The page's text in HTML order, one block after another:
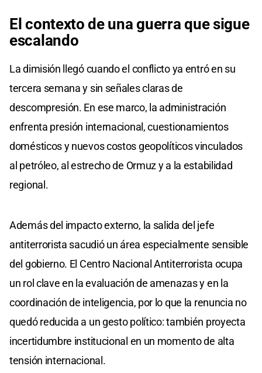
El contexto de una guerra que sigue
escalando
La dimisión llegó cuando el conflicto ya entró en su
tercera semana y sin señales claras de
descompresión. En ese marco, la administración
enfrenta presión internacional, cuestionamientos
domésticos y nuevos costos geopolíticos vinculados
al petróleo, al estrecho de Ormuz y a la estabilidad
regional.
Además del impacto externo, la salida del jefe
antiterrorista sacudió un área especialmente sensible
del gobierno. El Centro Nacional Antiterrorista ocupa
un rol clave en la evaluación de amenazas y en la
coordinación de inteligencia, por lo que la renuncia no
quedó reducida a un gesto político: también proyecta
incertidumbre institucional en un momento de alta
tensión internacional.